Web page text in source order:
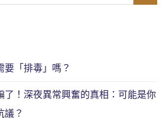
要「排毒」嗎？
了！深夜異常興奮的真相：可能是你
議？